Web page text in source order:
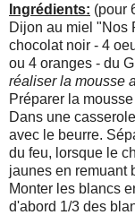
Ingrédients: (pour
Dijon au miel "Nos
chocolat noir - 4
ou 4 oranges - du
réaliser la mousse
Préparer la
Dans une
avec le beurre.
du feu, lorsque le
jaunes en remuant
Monter les blancs
d'abord 1/3 des